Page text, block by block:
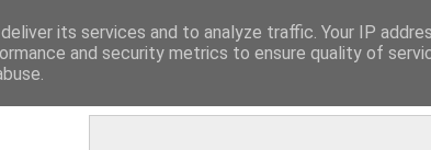
η έκθεση φωτογραφίας «Πικροδάφνη – Ρέει ανάμεσά
its services and to analyze traffic. Your IP
and security metrics to ensure quality of